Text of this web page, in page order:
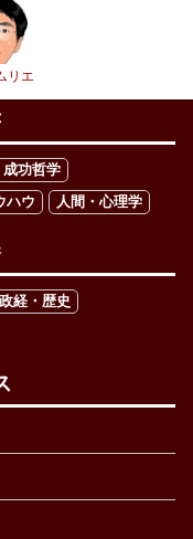
リエ
成功哲学
ハウ 人間・心理学
政経・歴史